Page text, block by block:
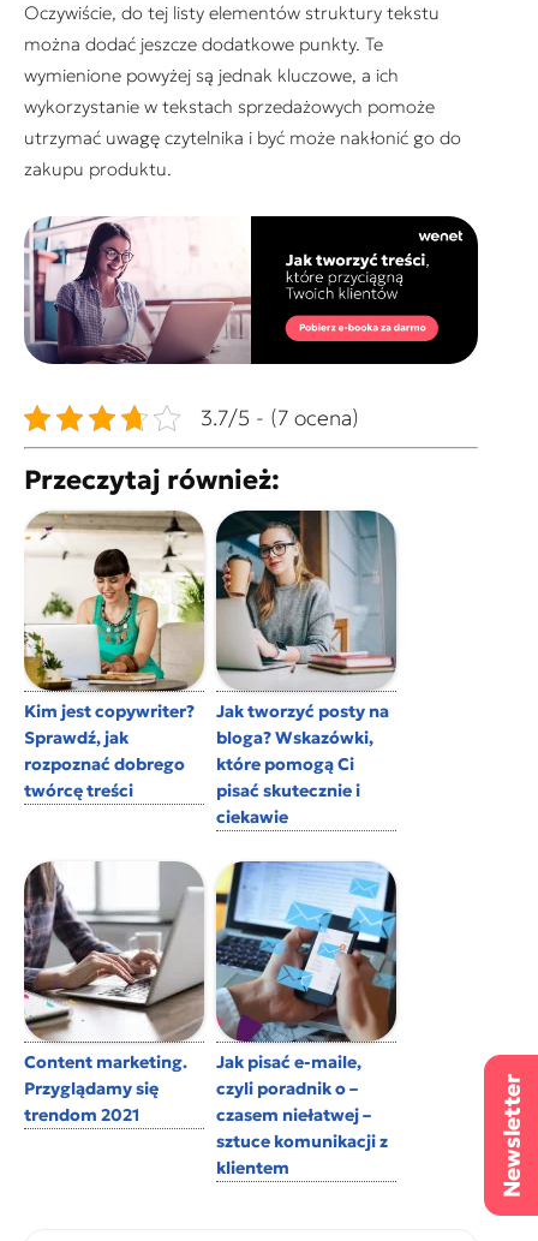
Oczywiście, do tej listy elementów struktury tekstu
można dodać jeszcze dodatkowe punkty. Te
wymienione powyżej są jednak kluczowe, a ich
wykorzystanie w tekstach sprzedażowych pomoże
utrzymać uwagę czytelnika i być może nakłonić go do
zakupu produktu.
3.7/5 - (7 ocena)
Przeczytaj również:
Kim jest copywriter?
Sprawdź, jak
rozpoznać dobrego
twórcę treści
Jak tworzyć posty na
bloga? Wskazówki,
które pomogą Ci
pisać skutecznie i
ciekawie
Content marketing.
Przyglądamy się
trendom 2021
Jak pisać e-maile,
czyli poradnik o –
czasem niełatwej –
sztuce komunikacji z
klientem